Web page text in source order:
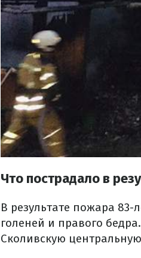
Что пострадало в
В результате пожара
голеней и правого
Сколивскую